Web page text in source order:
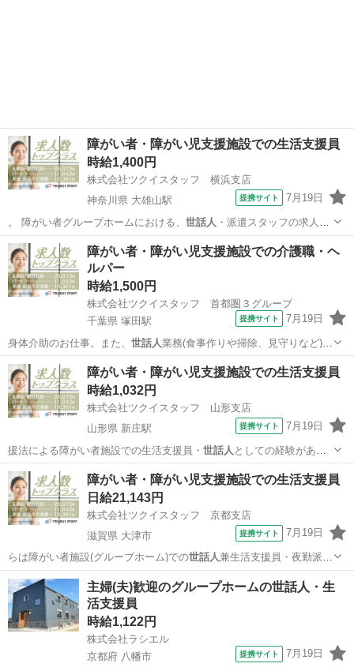
障がい者・障がい児支援施設での生活支援員
時給1,400円
株式会社ツクイスタッフ 横浜支店
神奈川県 大雄山駅
提携サイト 7月19日
。 障がい者グループホームにおける、 世話人 ・派遣スタッフの求人で
す。 【おすす…
神奈川 南足柄市 大雄山駅 その他
障がい者・障がい児支援施設での介護職・ヘ
ルパー
時給1,500円
株式会社ツクイスタッフ 首都圏３グループ
千葉県 塚田駅
提携サイト 7月19日
身体介助のお仕事。また、 世話人業務(食事作りや掃除、見守りなど)
…千葉 船橋市 塚田駅 その他
障がい者・障がい児支援施設での生活支援員
時給1,032円
株式会社ツクイスタッフ 山形支店
山形県 新庄駅
提携サイト 7月19日
援法による障がい者施設での生活支援員・ 世話人 としての経験があれ
ば尚可 未経験OK
山形 新庄市 新庄駅 その他
障がい者・障がい児支援施設での生活支援員
日給21,143円
株式会社ツクイスタッフ 京都支店
滋賀県 大津市
提携サイト 7月19日
らは障がい者施設(グループホーム)での世話人兼生活支援員・夜勤派遣
求人です。 男性…
滋賀 大津市 その他
主婦(夫)歓迎のグループホームの世話人・生
活支援員
時給1,122円
株式会社ラシエル
京都府 八幡市
提携サイト 7月19日